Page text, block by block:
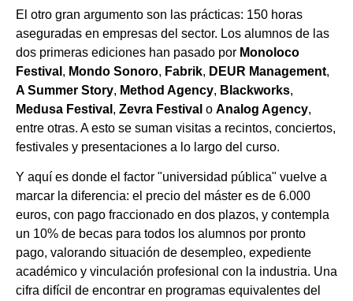
El otro gran argumento son las prácticas: 150 horas
aseguradas en empresas del sector. Los alumnos de las
dos primeras ediciones han pasado por Monoloco
Festival , Mondo Sonoro, Fabrik, DEUR Management,
A Summer Story, Method Agency, Blackworks,
Medusa Festival , Zevra Festival o Analog Agency,
entre otras. A esto se suman visitas a recintos, conciertos,
festivales y presentaciones a lo largo del curso.
Y aquí es donde el factor "universidad pública" vuelve a
marcar la diferencia: el precio del máster es de 6.000
euros, con pago fraccionado en dos plazos, y contempla
un 10% de becas para todos los alumnos por pronto
pago, valorando situación de desempleo, expediente
académico y vinculación profesional con la industria. Una
cifra difícil de encontrar en programas equivalentes del